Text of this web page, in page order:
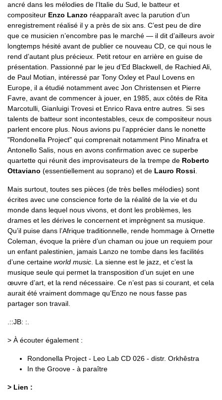
ancré dans les mélodies de l’Italie du Sud, le batteur et
compositeur Enzo Lanzo réapparaît avec la parution d’un
enregistrement réalisé il y a près de six ans. C’est peu de dire
que ce musicien n’encombre pas le marché — il dit d’ailleurs avoir
longtemps hésité avant de publier ce nouveau CD, ce qui nous le
rend d’autant plus précieux. Petit retour en arrière en guise de
présentation. Passionné par le jeu d’Ed Blackwell, de Rachied Ali,
de Paul Motian, intéressé par Tony Oxley et Paul Lovens en
Europe, il a étudié notamment avec Jon Christensen et Pierre
Favre, avant de commencer à jouer, en 1985, aux côtés de Rita
Marcotulli, Gianluigi Trovesi et Enrico Rava entre autres. Si ses
talents de batteur sont incontestables, ceux de compositeur nous
parlent encore plus. Nous avions pu l’apprécier dans le nonette
"Rondonella Project" qui comprenait notamment Pino Minafra et
Antonello Salis, nous en avons confirmation avec ce superbe
quartette qui réunit des improvisateurs de la trempe de Roberto
Ottaviano (essentiellement au soprano) et de Lauro Rossi
Mais surtout, toutes ses pièces (de très belles mélodies) sont
écrites avec une conscience forte de la réalité de la vie et du
monde dans lequel nous vivons, et dont les problèmes, les
drames et les dérives le concernent et imprègnent sa musique.
Qu’il puise dans l’Afrique traditionnelle, rende hommage à Ornette
Coleman, évoque la prière d’un chaman ou joue un requiem pour
un enfant palestinien, jamais Lanzo ne tombe dans les facilités
d’une certaine world music . La sienne est le jazz, et c’est la
musique seule qui permet la transposition d’un sujet en une
œuvre d’art, et la rend nécessaire. Ce n’est pas si courant, et cela
aurait été vraiment dommage qu’Enzo ne nous fasse pas
partager son travail.
.::JB: :.
> À écouter également :
Rondonella Project - Leo Lab CD 026 - distr. Orkhêstra
In the Groove - à paraître
> Lien :